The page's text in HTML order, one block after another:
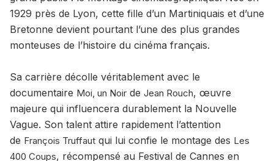
1929 près de Lyon, cette fille d’un Martiniquais et d’une
Bretonne devient pourtant l’une des plus grandes
monteuses de l’histoire du cinéma français.
Sa carrière décolle véritablement avec le
documentaire Moi, un Noir de Jean Rouch, œuvre
majeure qui influencera durablement la Nouvelle
Vague. Son talent attire rapidement l’attention
de François Truffaut qui lui confie le montage des Les
400 Coups, récompensé au Festival de Cannes en